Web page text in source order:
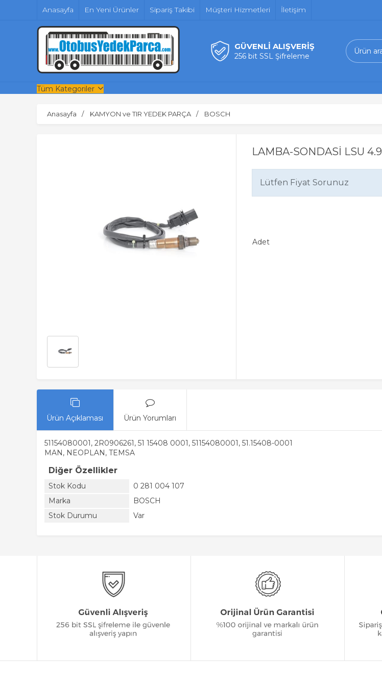
Anasayfa En Yeni Ürünler Sipariş Takibi Müşteri Hizmetleri İletişim
GÜVENLİ ALIŞVERİŞ
256 bit SSL Şifreleme
Tüm Kategoriler
Anasayfa KAMYON ve TIR YEDEK PARÇA BOSCH
LAMBA-SONDASİ LSU 4.9
Lütfen Fiyat Sorunuz
Adet
Ürün Açıklaması Ürün Yorumları
51154080001, 2R0906261, 51 15408 0001, 51154080001, 51.15408-0001
MAN, NEOPLAN, TEMSA
Diğer Özellikler
Stok Kodu
0 281 004 107
Marka
BOSCH
Stok Durumu
Var